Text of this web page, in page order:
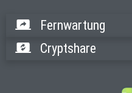
Fernwartung
Cryptshare